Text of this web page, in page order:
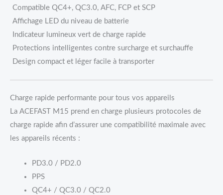
Compatible QC4+, QC3.0, AFC, FCP et SCP
Affichage LED du niveau de batterie
Indicateur lumineux vert de charge rapide
Protections intelligentes contre surcharge et surchauffe
Design compact et léger facile à transporter
Charge rapide performante pour tous vos appareils
La ACEFAST M15 prend en charge plusieurs protocoles de
charge rapide afin d’assurer une compatibilité maximale avec
les appareils récents :
PD3.0 / PD2.0
PPS
QC4+ / QC3.0 / QC2.0